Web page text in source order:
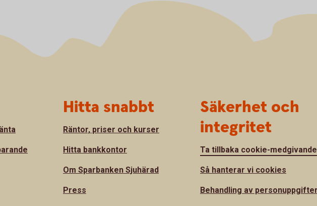
Hitta snabbt
Räntor, priser och kurser
Hitta bankkontor
Om Sparbanken Sjuhärad
Press
Säkerhet och
integritet
Ta tillbaka cookie-medgivande
Så hanterar vi cookies
Behandling av personuppgifter